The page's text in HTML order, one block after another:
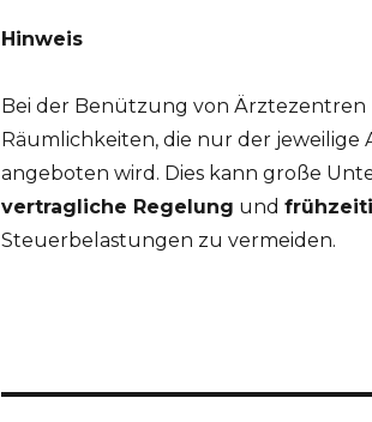
Hinweis
Bei der Benützung von Ärztezentren
Räumlichkeiten, die nur der
angeboten wird. Dies kann große
vertragliche Regelung und
Steuerbelastungen zu vermeiden.